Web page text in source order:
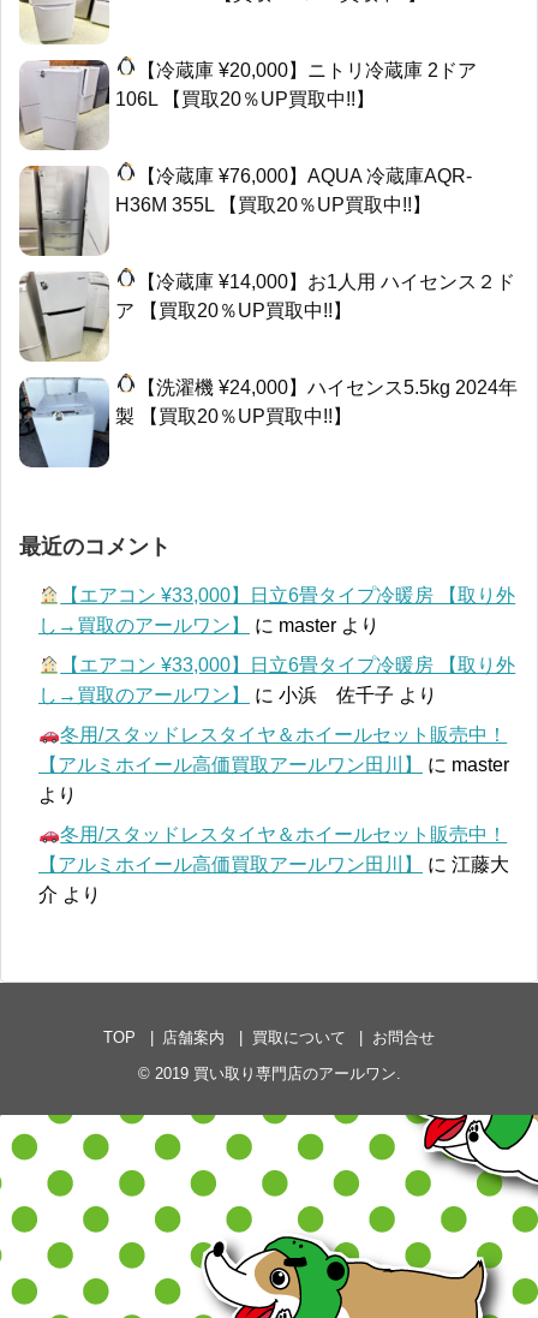
【冷蔵庫 ¥20,000】ニトリ冷蔵庫 2ドア
106L 【買取20％UP買取中!!】
【冷蔵庫 ¥76,000】AQUA 冷蔵庫AQR-
H36M 355L 【買取20％UP買取中!!】
【冷蔵庫 ¥14,000】お1人用 ハイセンス２ド
ア 【買取20％UP買取中!!】
【洗濯機 ¥24,000】ハイセンス5.5kg 2024年
製 【買取20％UP買取中!!】
最近のコメント
【エアコン ¥33,000】日立6畳タイプ冷暖房 【取り外
し→買取のアールワン】
に master より
【エアコン ¥33,000】日立6畳タイプ冷暖房 【取り外
し→買取のアールワン】
に 小浜 佐千子 より
冬用/スタッドレスタイヤ＆ホイールセット販売中！
【アルミホイール高価買取アールワン田川】
に master
より
冬用/スタッドレスタイヤ＆ホイールセット販売中！
【アルミホイール高価買取アールワン田川】
に 江藤大
介 より
TOP 店舗案内 買取について
お問合せ
© 2019 買い取り専門店のアールワン